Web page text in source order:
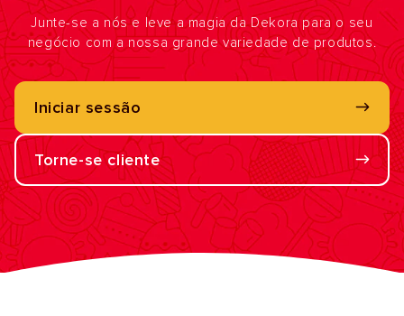
Junte-se a nós e leve a magia da Dekora para o seu
negócio com a nossa grande variedade de produtos.
Iniciar sessão
Torne-se cliente